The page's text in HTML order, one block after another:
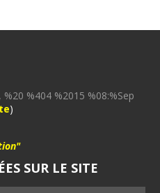
%20 %404 %2015 %08:%Sep
)
SUR LE SITE